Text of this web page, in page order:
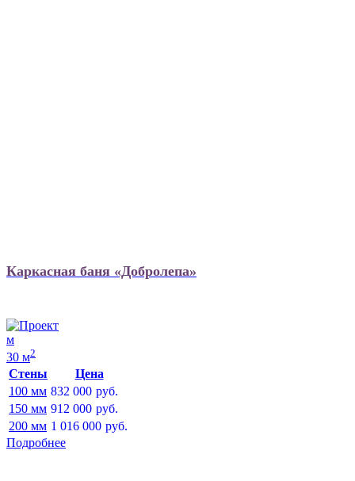
Каркасная баня «Добролепа»
м
30 м2
Стены
Цена
100 мм 832 000 руб.
150 мм 912 000 руб.
200 мм 1 016 000 руб.
Подробнее